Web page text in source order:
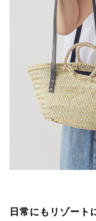
日常にもリゾート